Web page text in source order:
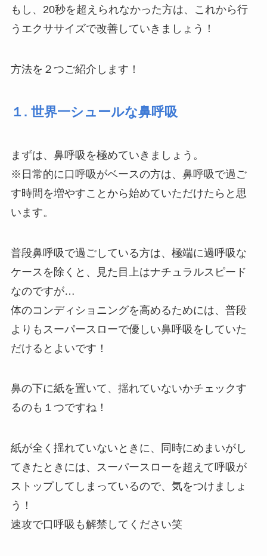
もし、20秒を超えられなかった方は、これから行
うエクササイズで改善していきましょう！
方法を２つご紹介します！
１. 世界一シュールな鼻呼吸
まずは、鼻呼吸を極めていきましょう。
※日常的に口呼吸がベースの方は、鼻呼吸で過ご
す時間を増やすことから始めていただけたらと思
います。
普段鼻呼吸で過ごしている方は、極端に過呼吸な
ケースを除くと、見た目上はナチュラルスピード
なのですが…
体のコンディショニングを高めるためには、普段
よりもスーパースローで優しい鼻呼吸をしていた
だけるとよいです！
鼻の下に紙を置いて、揺れていないかチェックす
るのも１つですね！
紙が全く揺れていないときに、同時にめまいがし
てきたときには、スーパースローを超えて呼吸が
ストップしてしまっているので、気をつけましょ
う！
速攻で口呼吸も解禁してください笑